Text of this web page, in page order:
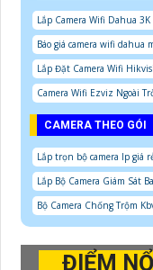
Lắp Camera Wifi Dahua
Báo giá camera wifi dahua
Lắp Đặt Camera Wifi
Camera Wifi Ezviz Ngoài
CAMERA THEO GÓI
Lắp trọn bộ camera Ip giá
Lắp Bộ Camera Giám Sát
Bộ Camera Chống Trộm
ĐIỂM